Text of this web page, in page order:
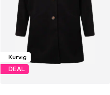
Kurvig
DEAL